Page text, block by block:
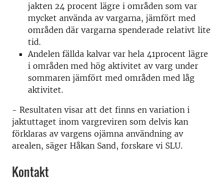
jakten 24 procent lägre i områden som var
mycket använda av vargarna, jämfört med
områden där vargarna spenderade relativt lite
tid.
Andelen fällda kalvar var hela 41procent lägre
i områden med hög aktivitet av varg under
sommaren jämfört med områden med låg
aktivitet.
- Resultaten visar att det finns en variation i
jaktuttaget inom vargreviren som delvis kan
förklaras av vargens ojämna användning av
arealen, säger Håkan Sand, forskare vi SLU.
Kontakt